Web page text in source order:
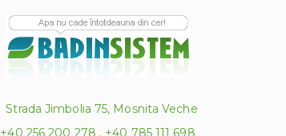
Strada Jimbolia 75, Mosnita Veche
+40 256 200 278 , +40 785 111 698